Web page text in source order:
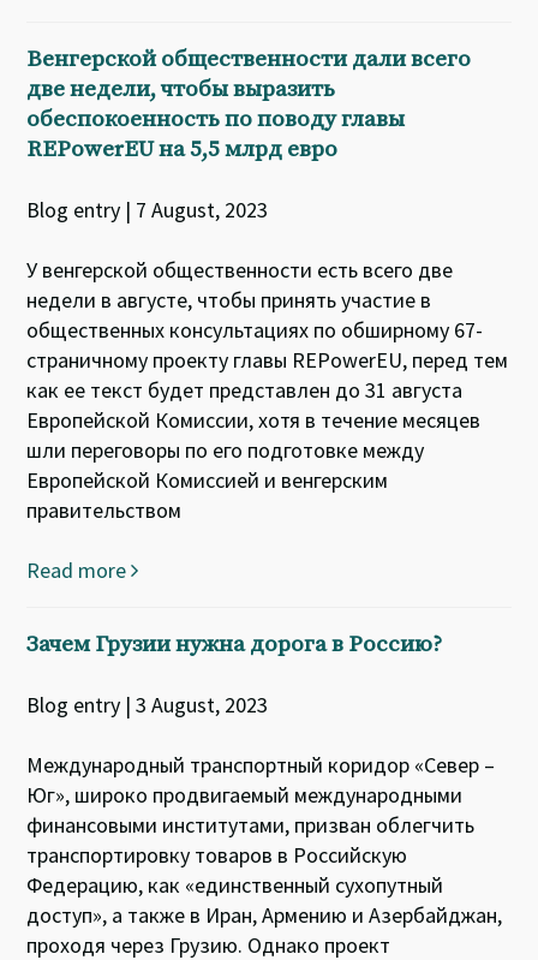
Венгерской общественности дали всего
две недели, чтобы выразить
обеспокоенность по поводу главы
REPowerEU на 5,5 млрд евро
Blog entry | 7 August, 2023
У венгерской общественности есть всего две
недели в августе, чтобы принять участие в
общественных консультациях по обширному 67-
страничному проекту главы REPowerEU, перед тем
как ее текст будет представлен до 31 августа
Европейской Комиссии, хотя в течение месяцев
шли переговоры по его подготовке между
Европейской Комиссией и венгерским
правительством
Read more
Зачем Грузии нужна дорога в Россию?
Blog entry | 3 August, 2023
Международный транспортный коридор «Север –
Юг», широко продвигаемый международными
финансовыми институтами, призван облегчить
транспортировку товаров в Российскую
Федерацию, как «единственный сухопутный
доступ», а также в Иран, Армению и Азербайджан,
проходя через Грузию. Однако проект